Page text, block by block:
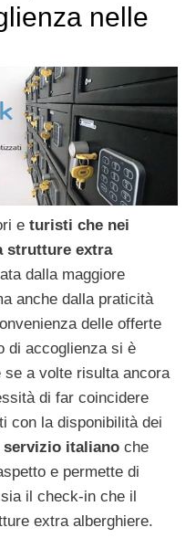
nelle
e turisti che nei
strutture extra
dalla maggiore
anche dalla praticità
delle offerte
di accoglienza si è
se a volte risulta ancora
di far coincidere
con la disponibilità dei
italiano che
e permette di
il check-in che il
extra alberghiere.